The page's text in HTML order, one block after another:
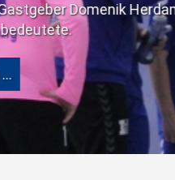
ersetzen, was eine große